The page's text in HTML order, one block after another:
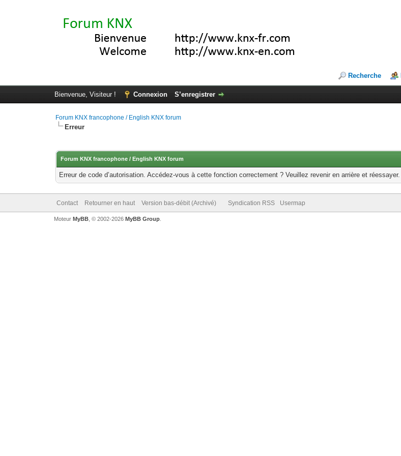
Recherche
Bienvenue, Visiteur ! Connexion S’enregistrer
Forum KNX francophone / English KNX forum
Erreur
Forum KNX francophone / English KNX forum
Erreur de code d’autorisation. Accédez-vous à cette fonction correctement ? Veuillez revenir en arrière et réessayer.
Contact Retourner en haut Version bas-débit (Archivé) Syndication RSS Usermap
Moteur MyBB, © 2002-2026 MyBB Group.